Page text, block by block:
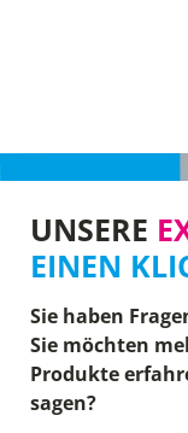
UNSERE
EINEN
Sie haben
Sie möchten
Produkte
sagen?